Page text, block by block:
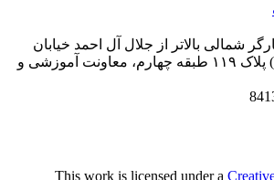
شمالی بالاتر از جلال آل احمد خیابان
فرشی مقدم (شانزدهم) پلاک ۱۱۹ طبقه چهارم، معاونت آموزشی و
This work is licensed under a